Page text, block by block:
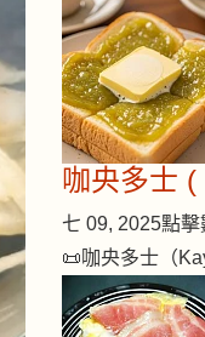
咖央多士
七 09, 2025點擊
📜咖央多士（